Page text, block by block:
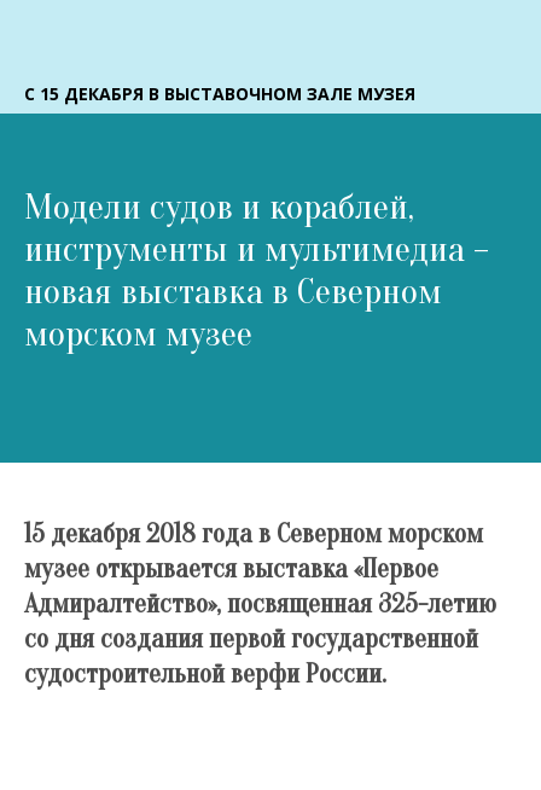
С 15 ДЕКАБРЯ В ВЫСТАВОЧНОМ ЗАЛЕ МУЗЕЯ
Модели судов и кораблей,
инструменты и мультимедиа –
новая выставка в Северном
морском музее
15 декабря 2018 года в Северном морском
музее открывается выставка «Первое
Адмиралтейство», посвященная 325-летию
со дня создания первой государственной
судостроительной верфи России.